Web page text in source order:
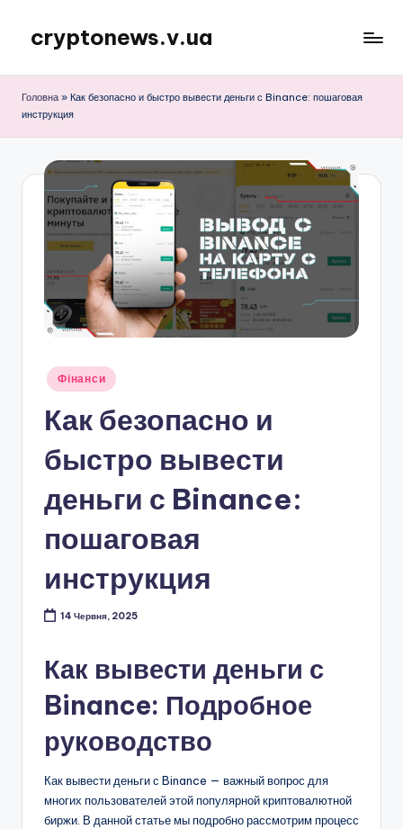
Перейти
вмісту
cryptonews.v.ua
криптовалют,
прогнози
гайди.
Головна » Как безопасно и быстро вывести деньги с Binance: пошаговая
инструкция
Опубліковано
Фінанси
Как безопасно и
быстро вывести
деньги с Binance:
пошаговая
инструкция
14 Червня, 2025
Как вывести деньги с
Binance: Подробное
руководство
Как вывести деньги с Binance — важный вопрос для
многих пользователей этой популярной криптовалютной
биржи. В данной статье мы подробно рассмотрим процесс